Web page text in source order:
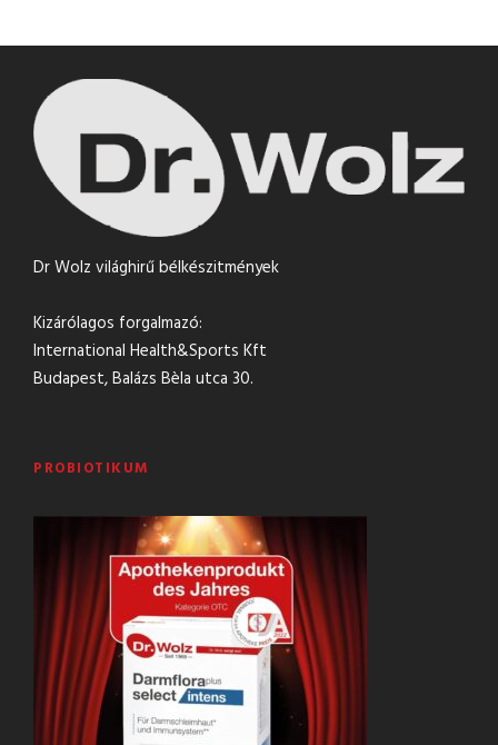
Dr Wolz világhirű bélkészitmények
Kizárólagos forgalmazó:
International Health&Sports Kft
Budapest, Balázs Bèla utca 30.
PROBIOTIKUM